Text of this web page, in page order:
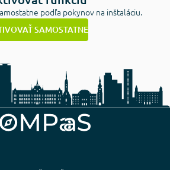
podľa pokynov na inštaláciu.
SAMOSTATNE